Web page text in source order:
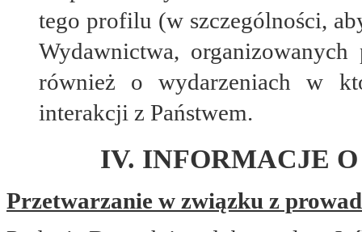
tego profilu (w szczególności,
Wydawnictwa,
również o wydarzeniach w
interakcji z Państwem.
IV. INFORMACJE
Przetwarzanie w związku z